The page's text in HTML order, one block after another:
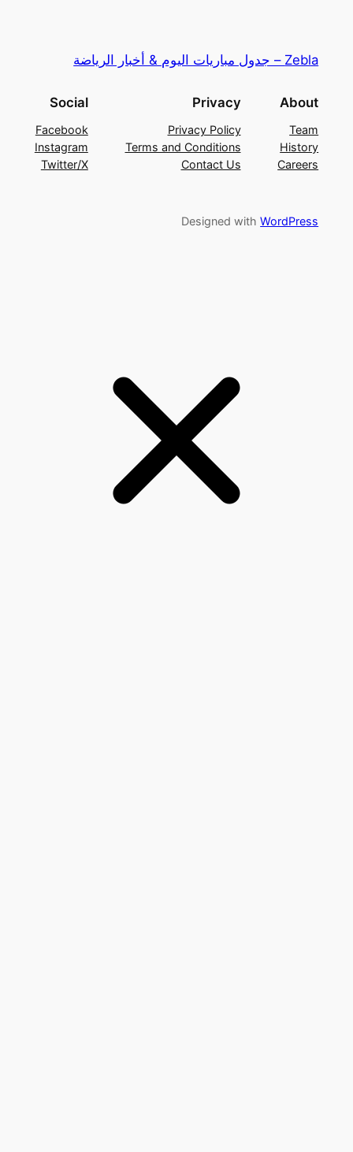
Privacy
Privacy Policy
Terms and Conditions
Contact Us
Facebook
Instagram
Twitter/X
Designed with